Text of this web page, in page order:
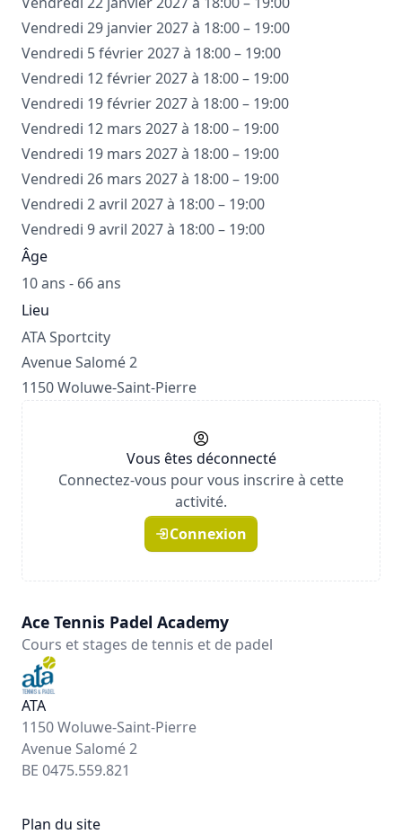
Vendredi 29 janvier 2027 à 18:00 – 19:00
Vendredi 5 février 2027 à 18:00 – 19:00
Vendredi 12 février 2027 à 18:00 – 19:00
Vendredi 19 février 2027 à 18:00 – 19:00
Vendredi 12 mars 2027 à 18:00 – 19:00
Vendredi 19 mars 2027 à 18:00 – 19:00
Vendredi 26 mars 2027 à 18:00 – 19:00
Vendredi 2 avril 2027 à 18:00 – 19:00
Vendredi 9 avril 2027 à 18:00 – 19:00
Âge
10 ans - 66 ans
Lieu
ATA Sportcity
Avenue Salomé 2
1150 Woluwe-Saint-Pierre
Vous êtes déconnecté
Connectez-vous pour vous inscrire à cette
activité.
Connexion
Ace Tennis Padel Academy
Cours et stages de tennis et de padel
ATA
1150 Woluwe-Saint-Pierre
Avenue Salomé 2
BE 0475.559.821
Plan du site